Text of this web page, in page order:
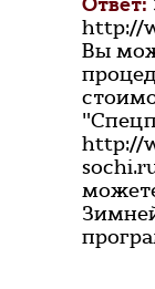
http://
Вы
http://